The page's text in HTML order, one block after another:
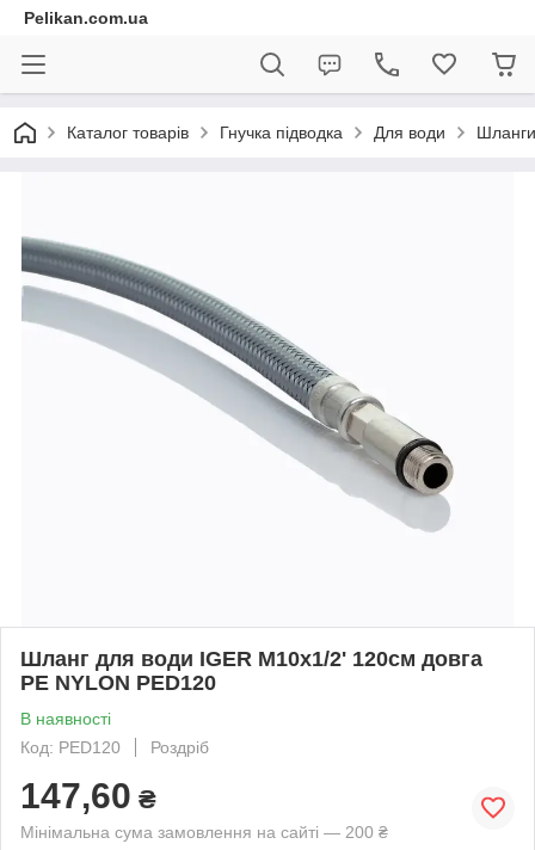
Pelikan.com.ua
Каталог товарів Гнучка підводка Для води
Шланг для води IGER M10x1/2' 120см довга
PE NYLON PED120
В наявності
Код: PED120
Роздріб
147,60 ₴
Мінімальна сума замовлення на сайті — 200 ₴